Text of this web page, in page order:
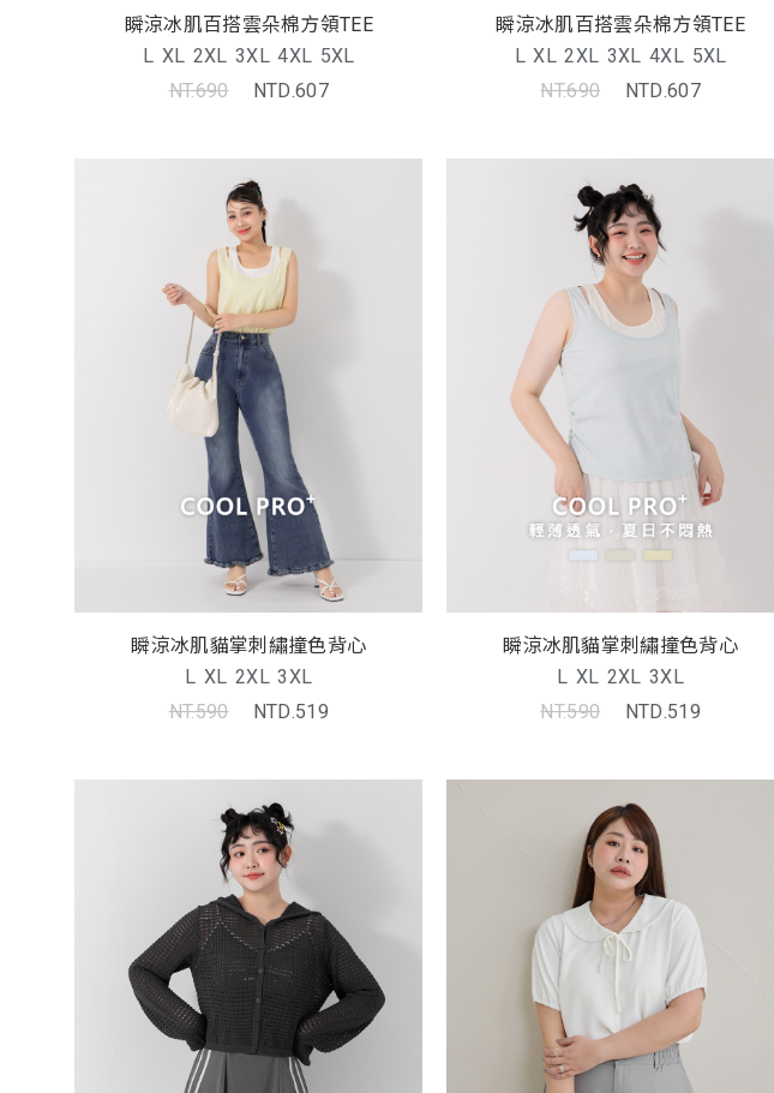
瞬涼冰肌百搭雲朵棉方領TEE
L XL 2XL 3XL 4XL 5XL
NT.690
NTD.607
瞬涼冰肌百搭雲朵棉方領TEE
L XL 2XL 3XL 4XL 5XL
NT.690
NTD.607
瞬涼冰肌貓掌刺繡撞色背心
L XL 2XL 3XL
NT.590
NTD.519
瞬涼冰肌貓掌刺繡撞色背心
L XL 2XL 3XL
NT.590
NTD.519